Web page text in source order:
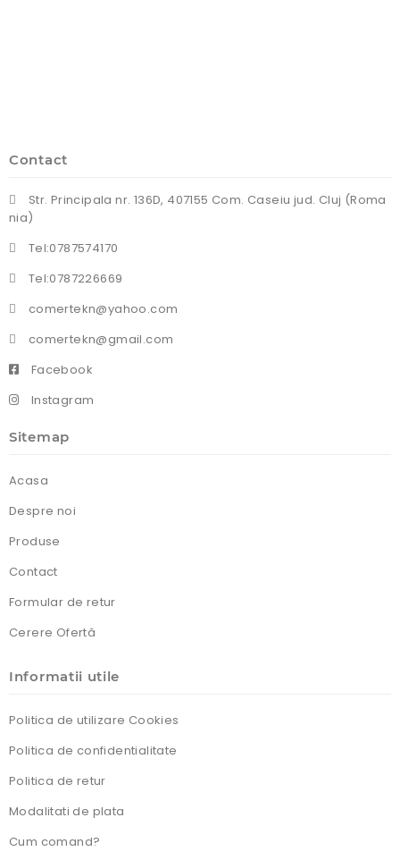
Contact
Str. Principala nr. 136D, 407155 Com. Caseiu jud. Cluj (Roma
nia)
Tel:0787574170
Tel:0787226669
comertekn@yahoo.com
comertekn@gmail.com
Facebook
Instagram
Sitemap
Acasa
Despre noi
Produse
Contact
Formular de retur
Cerere Ofertă
Informatii utile
Politica de utilizare Cookies
Politica de confidentialitate
Politica de retur
Modalitati de plata
Cum comand?